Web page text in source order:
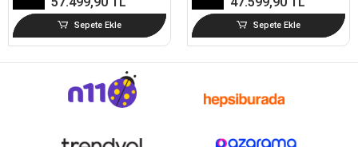
Sepete Ekle Sepete Ekle